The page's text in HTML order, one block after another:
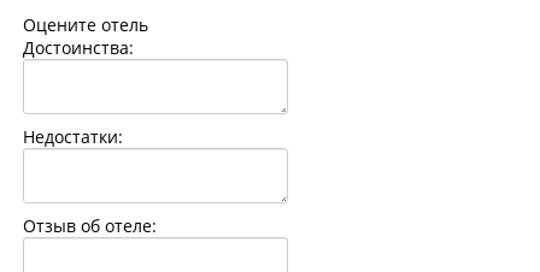
Страны
Оцените отель
Достоинства:
Недостатки:
Отзыв об отеле: